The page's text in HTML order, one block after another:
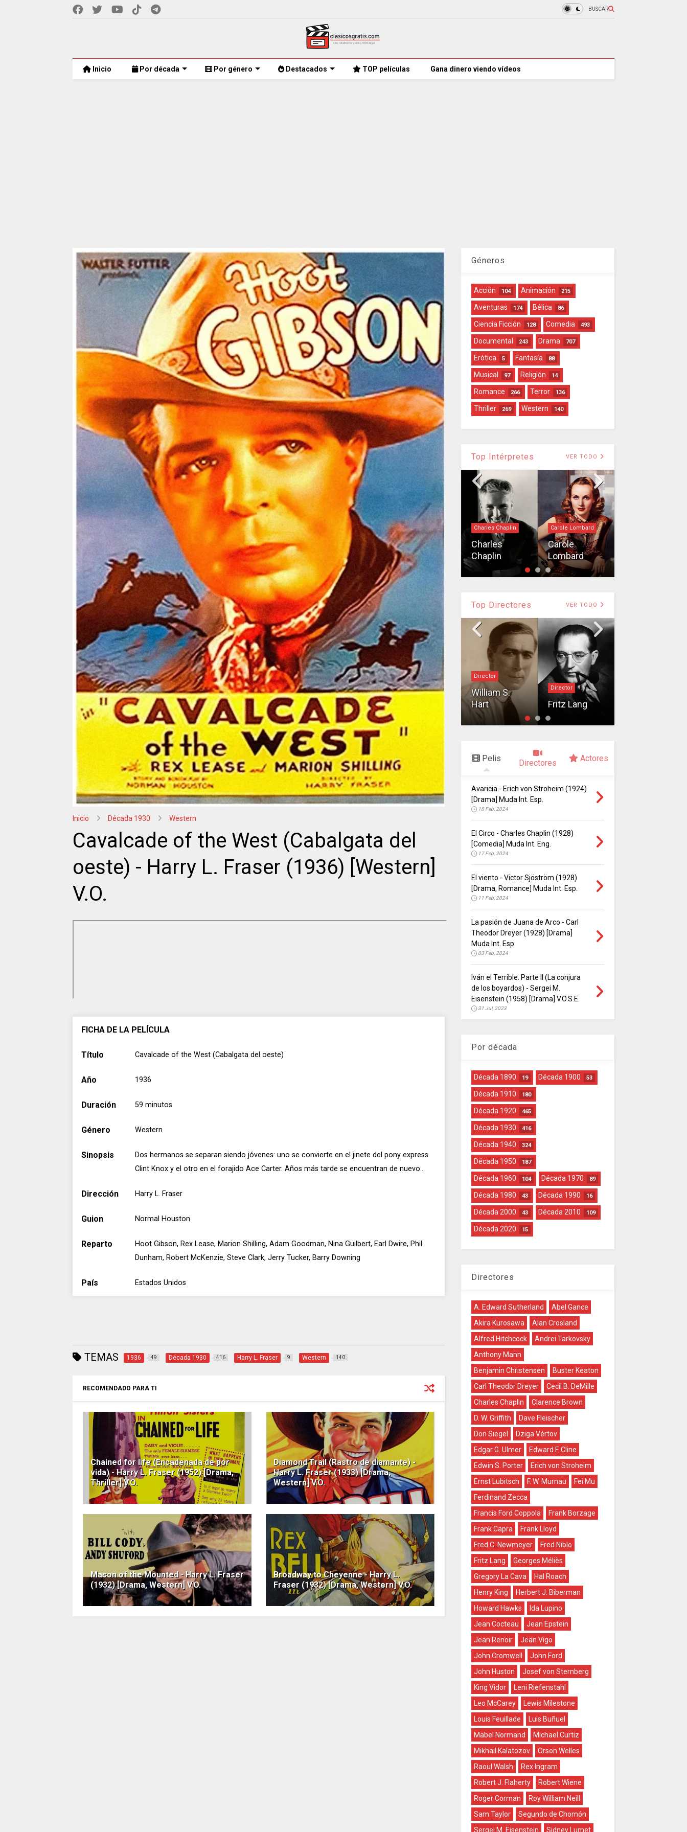
BUSCAR
Inicio Por década Por género Destacados TOP películas Gana dinero viendo vídeos
Inicio Década 1930 Western
Cavalcade of the West (Cabalgata del
oeste) - Harry L. Fraser (1936) [Western]
V.O.
FICHA DE LA PELÍCULA
Título Cavalcade of the West (Cabalgata del oeste)
Año 1936
Duración 59 minutos
Género Western
Sinopsis
Dos hermanos se separan siendo jóvenes: uno se convierte en el jinete del pony express
Clint Knox y el otro en el forajido Ace Carter. Años más tarde se encuentran de nuevo...
Dirección Harry L. Fraser
Guion Normal Houston
Reparto
Hoot Gibson, Rex Lease, Marion Shilling, Adam Goodman, Nina Guilbert, Earl Dwire, Phil
Dunham, Robert McKenzie, Steve Clark, Jerry Tucker, Barry Downing
País Estados Unidos
TEMAS 1936 49 Década 1930 416 Harry L. Fraser 9 Western 140
RECOMENDADO PARA TI
Chained for life (Encadenada de por
vida) - Harry L. Fraser (1952) [Drama,
Thriller] V.O.
Diamond Trail (Rastro de diamante) -
Harry L. Fraser (1933) [Drama,
Western] V.O.
Mason of the Mounted - Harry L. Fraser
(1932) [Drama, Western] V.O.
Broadway to Cheyenne - Harry L.
Fraser (1932) [Drama, Western] V.O.
Géneros
Acción 104 Animación 215
Aventuras 174 Bélica 86
Ciencia Ficción 128 Comedia 493
Documental 243 Drama 707
Erótica 5 Fantasía 88
Musical 97 Religión 14
Romance 266 Terror 136
Thriller 269 Western 140
Top Intérpretes VER TODO
Gloria Swanson
Gloria
Swanson
Alice Terry
Alice Terry
Harold Lloyd
Harold Lloyd
Charles Chaplin
Charles
Chaplin
Carole Lombard
Carole
Lombard
Top Directores VER TODO
Director
F. W. Murnau
Director
Erich von
Director
William S.
Hart
Director
Fritz Lang
Pelis Directores Actores
Avaricia - Erich von Stroheim (1924)
[Drama] Muda Int. Esp.
18 Feb, 2024
El Circo - Charles Chaplin (1928)
[Comedia] Muda Int. Eng.
17 Feb, 2024
El viento - Victor Sjöström (1928)
[Drama, Romance] Muda Int. Esp.
11 Feb, 2024
La pasión de Juana de Arco - Carl
Theodor Dreyer (1928) [Drama]
Muda Int. Esp.
03 Feb, 2024
Iván el Terrible. Parte II (La conjura
de los boyardos) - Sergei M.
Eisenstein (1958) [Drama] V.O.S.E.
31 Jul, 2023
Por década
Década 1890 19 Década 1900 53
Década 1910 180
Década 1920 465
Década 1930 416
Década 1940 324
Década 1950 187
Década 1960 104 Década 1970 89
Década 1980 43 Década 1990 16
Década 2000 43 Década 2010 109
Década 2020 15
Directores
A. Edward Sutherland
Abel Gance
Akira Kurosawa
Alan Crosland
Alfred Hitchcock
Andrei Tarkovsky
Anthony Mann
Benjamin Christensen
Buster Keaton
Carl Theodor Dreyer
Cecil B. DeMille
Charles Chaplin
Clarence Brown
D. W. Griffith
Dave Fleischer
Don Siegel
Dziga Vértov
Edgar G. Ulmer
Edward F. Cline
Edwin S. Porter
Erich von Stroheim
Ernst Lubitsch
F. W. Murnau
Fei Mu
Ferdinand Zecca
Francis Ford Coppola
Frank Borzage
Frank Capra
Frank Lloyd
Fred C. Newmeyer
Fred Niblo
Fritz Lang
Georges Méliès
Gregory La Cava
Hal Roach
Henry King
Herbert J. Biberman
Howard Hawks
Ida Lupino
Jean Cocteau
Jean Epstein
Jean Renoir
Jean Vigo
John Cromwell
John Ford
John Huston
Josef von Sternberg
King Vidor
Leni Riefenstahl
Leo McCarey
Lewis Milestone
Louis Feuillade
Luis Buñuel
Mabel Normand
Michael Curtiz
Mikhail Kalatozov
Orson Welles
Raoul Walsh
Rex Ingram
Robert J. Flaherty
Robert Wiene
Roger Corman
Roy William Neill
Sam Taylor
Segundo de Chomón
Sergei M. Eisenstein
Sidney Lumet